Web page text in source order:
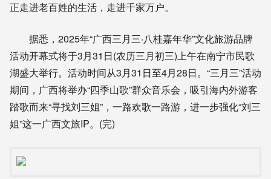
正走进老百姓的生活，走进千家万户。
据悉，2025年“广西三月三·八桂嘉年华”文化旅游品牌
活动开幕式将于3月31日(农历三月初三)上午在南宁市民歌
湖盛大举行。活动时间从3月31日至4月28日。“三月三”活动
期间，广西将举办“四季山歌”群众音乐会，吸引海内外游客
踏歌而来“寻找刘三姐”，一路欢歌一路游，进一步强化“刘三
姐”这一广西文旅IP。(完)